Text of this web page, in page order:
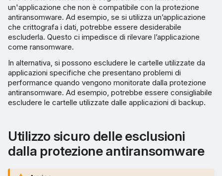
un'applicazione che non è compatibile con la protezione
antiransomware. Ad esempio, se si utilizza un’applicazione
che crittografa i dati, potrebbe essere desiderabile
escluderla. Questo ci impedisce di rilevare l’applicazione
come ransomware.
In alternativa, si possono escludere le cartelle utilizzate da
applicazioni specifiche che presentano problemi di
performance quando vengono monitorate dalla protezione
antiransomware. Ad esempio, potrebbe essere consigliabile
escludere le cartelle utilizzate dalle applicazioni di backup.
Utilizzo sicuro delle esclusioni
dalla protezione antiransomware